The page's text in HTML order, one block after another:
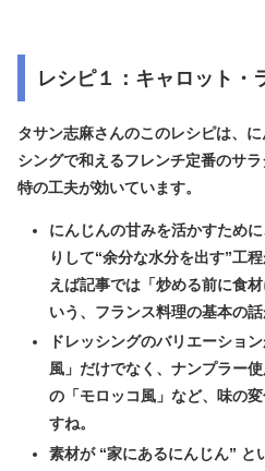
レシピ１：キャロット・
タサン志麻さんのこのレシピは、
シングで和えるフレンチ定番のサ
特の工夫が効いています。
にんじんの甘みを活かすため
りして“余分な水分を出す”工
えば記事では「炒める前に食
いう、フランス料理の基本の話
ドレッシングのバリエーショ
風」だけでなく、ナンプラー
の「モロッコ風」など、味の
すね。
素材が “家にあるにんじん” と